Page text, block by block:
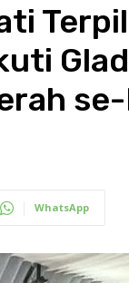
WhatsApp